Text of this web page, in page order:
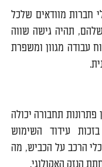
חברות מוודאים שלכל
תהיה גישה שווה
עבודה מגוון ומשפרת
פתרונות תחבורה יכולה
עידוד השימוש
הרכב על הכביש, מה
הנזק האקולוגי.